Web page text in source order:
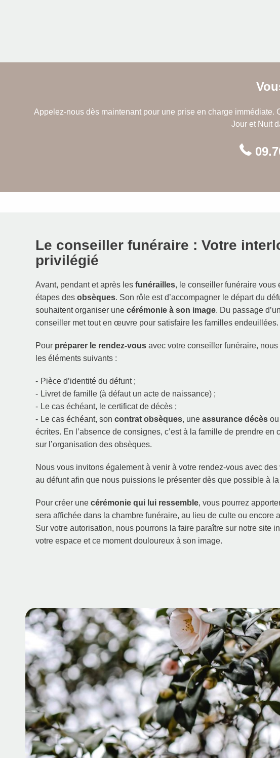
Appelez-nous dès maintenant pour une prise en charge
Jour et Nuit
Le conseiller funéraire : Votre
privilégié
Avant, pendant et après les funérailles, le conseiller funéraire vous
étapes des obsèques. Son rôle est d’accompagner le départ du
souhaitent organiser une cérémonie à son image. Du passage
conseiller met tout en œuvre pour satisfaire les familles endeuillées.
Pour préparer le rendez-vous avec votre conseiller funéraire,
les éléments suivants :
Pièce d’identité du défunt ;
Livret de famille (à défaut un acte de naissance) ;
Le cas échéant, le certificat de décès ;
Le cas échéant, son contrat obsèques, une assurance décès
écrites. En l’absence de consignes, c’est à la famille de prendre en
sur l’organisation des obsèques.
Nous vous invitons également à venir à votre rendez-vous avec des
au défunt afin que nous puissions le présenter dès que possible à
Pour créer une cérémonie qui lui ressemble, vous pourrez
sera affichée dans la chambre funéraire, au lieu de culte ou encore
Sur votre autorisation, nous pourrons la faire paraître sur notre site
votre espace et ce moment douloureux à son image.